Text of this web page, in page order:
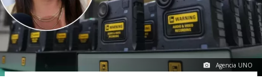
Agencia UNO